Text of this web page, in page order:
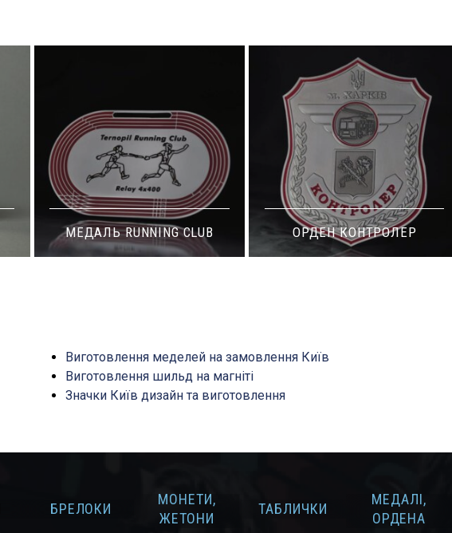
ОРДЕН КОНТРОЛЕР МЕДАЛЬ TEN RUN
Виготовлення меделей на замовлення Київ
Виготовлення шильд на магніті
Значки Київ дизайн та виготовлення
БРЕЛОКИ
МОНЕТИ,
ЖЕТОНИ
ТАБЛИЧКИ
МЕДАЛІ,
ОРДЕНА